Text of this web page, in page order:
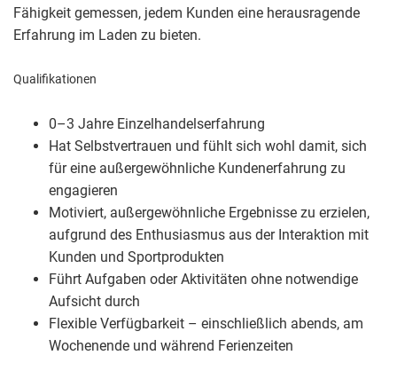
Fähigkeit gemessen, jedem Kunden eine herausragende
Erfahrung im Laden zu bieten.
Qualifikationen
0–3 Jahre Einzelhandelserfahrung
Hat Selbstvertrauen und fühlt sich wohl damit, sich
für eine außergewöhnliche Kundenerfahrung zu
engagieren
Motiviert, außergewöhnliche Ergebnisse zu erzielen,
aufgrund des Enthusiasmus aus der Interaktion mit
Kunden und Sportprodukten
Führt Aufgaben oder Aktivitäten ohne notwendige
Aufsicht durch
Flexible Verfügbarkeit – einschließlich abends, am
Wochenende und während Ferienzeiten